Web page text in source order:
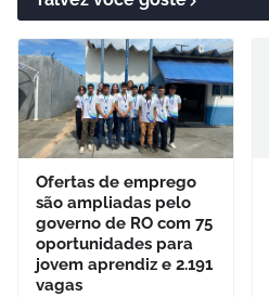
Ofertas de emprego
são ampliadas pelo
governo de RO com 75
oportunidades para
jovem aprendiz e 2.191
vagas